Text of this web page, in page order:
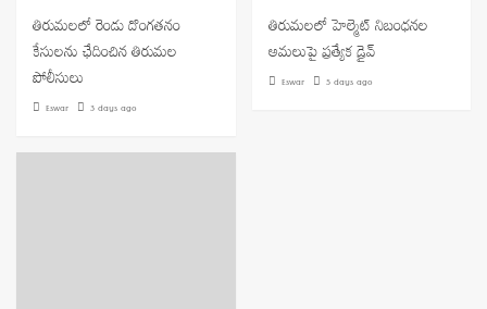
తిరుమలలో రెండు దొంగతనం
కేసులను ఛేదించిన తిరుమల
పోలీసులు
Eswar 3 days ago
తిరుమలలో హెల్మెట్ నిబంధనల
అమలుపై ప్రత్యేక డ్రైవ్
Eswar 5 days ago